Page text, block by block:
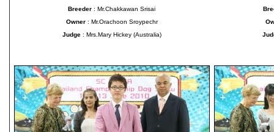
Breeder : Mr.Chakkawan Srisai
Owner: Mr.Orachoon Sroypechr
Judge : Mrs.Mary Hickey (Australia)